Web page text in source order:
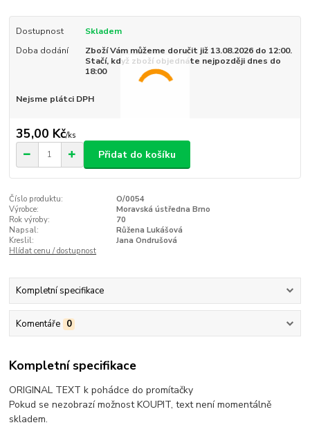
Dostupnost
Skladem
Doba dodání
Zboží Vám můžeme doručit již 13.08.2026 do 12:00.
Stačí, když zboží objednáte nejpozději dnes do
18:00
Nejsme plátci DPH
35,00 Kč/ks
Přidat do košíku
Číslo produktu:
O/0054
Výrobce:
Moravská ústředna Brno
Rok výroby:
70
Napsal:
Růžena Lukášová
Kreslil:
Jana Ondrušová
Hlídat cenu / dostupnost
Kompletní specifikace
Komentáře 0
Kompletní specifikace
ORIGINAL TEXT k pohádce do promítačky
Pokud se nezobrazí možnost KOUPIT, text není momentálně
skladem.